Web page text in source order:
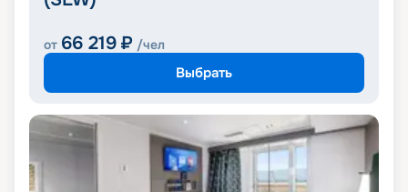
от 66 219 ₽ /чел
Выбрать